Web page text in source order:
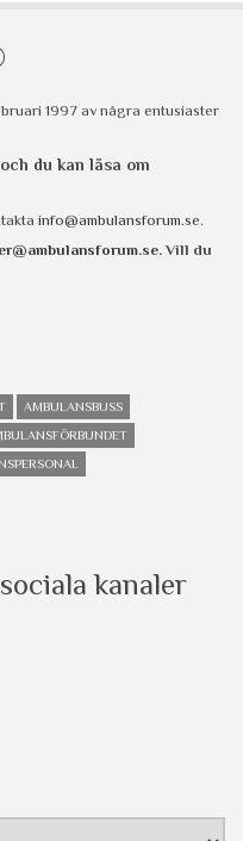
1997 av några entusiaster
du kan läsa om
info@ambulansforum.se.
. Vill du
AMBULANSBUSS
kanaler